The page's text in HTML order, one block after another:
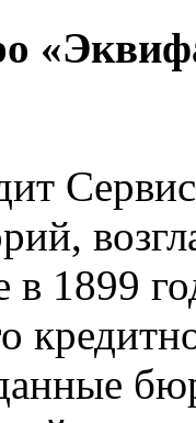
в 1899